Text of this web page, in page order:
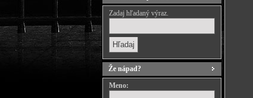
Zadaj hľadaný výraz.
Že nápad?
Meno: